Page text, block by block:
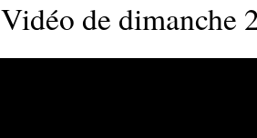
Vidéo de dimanche